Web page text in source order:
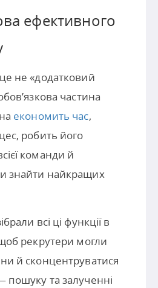
ефективного
не «додатковий
частина
економить час,
робить його
команди й
знайти найкращих
всі ці функції в
рекрутери могли
й сконцентруватися
пошуку та залученні